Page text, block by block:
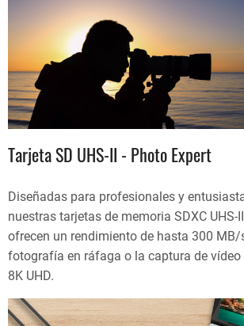
Tarjeta SD UHS-II - Photo Expert
Diseñadas para profesionales y
nuestras tarjetas de memoria SDXC UHS-
ofrecen un rendimiento de hasta 300 MB/
fotografía en ráfaga o la captura de vídeo
8K UHD.